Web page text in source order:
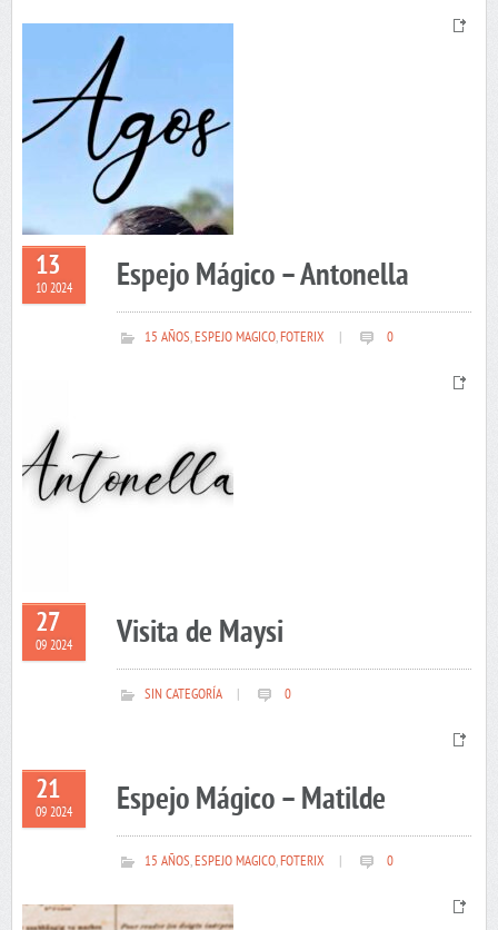
13
10 2024 Espejo Mágico – Antonella
15 AÑOS,ESPEJO MAGICO,FOTERIX 0
27
09 2024 Visita de Maysi
SIN CATEGORÍA 0
21
09 2024 Espejo Mágico – Matilde
15 AÑOS,ESPEJO MAGICO,FOTERIX 0